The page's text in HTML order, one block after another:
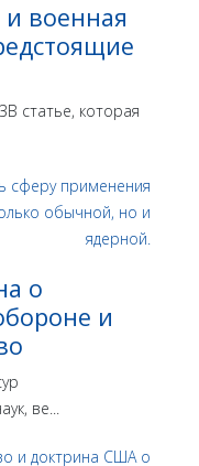
военная
статье, которая
o
и
ве...